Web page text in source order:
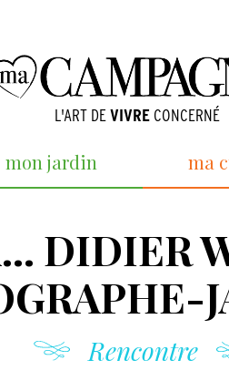
L'ART DEVIVRECONCERNÉ
mon jardin ma
DIDIER
Rencontre